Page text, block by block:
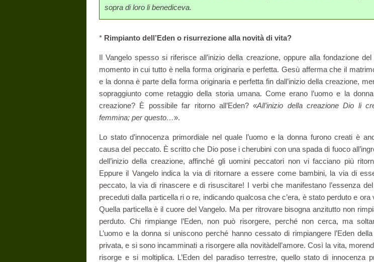
sopra di loro li benediceva.
* Rimpianto dell’Eden o risurrezione alla novità di vita?
Il Vangelo spesso si riferisce all’inizio della creazione, oppure alla fondazione
momento in cui tutto è nella forma originaria e perfetta. Gesù afferma che il
e la donna è parte della forma originaria e perfetta fin dall’inizio della creazione,
sopraggiunto come retaggio della sto­ria umana. Come erano l’uomo e la donna
creazione? È possibile far ritorno all’Eden? «All’inizio della creazione Dio li
femmina; per questo…».
Lo stato d’innocenza primordiale nel quale l’uomo e la donna fu­rono creati è
causa del peccato. È scritto che Dio pose i cherubini con una spada di fuoco
dell’i­nizio della creazione, affinché gli uomini peccatori non vi facciano più
Eppure il Vangelo indica la via di ritornare a essere come bambini, la via di
peccato, la via di ri­nascere e di risuscitare! I verbi che manifestano l’essenza
preceduti dalla particella ri o re, indicando qualcosa che c’era, è stato perduto e ora
Quella particella è il cuore del Vangelo. Ma per ritrovare bisogna anzitutto non
perduto. Chi rimpiange l’Eden, non può risorgere, per­ché non cerca, ma
L’uomo e la donna si uni­scono perché hanno cessato di rimpiangere l’Eden
privata, e si sono incamminati a risorgere alla novitàdell’amore. Così la vita,
risorge e si moltiplica. L’Eden del paradiso terrestre, quello stato di innocenza